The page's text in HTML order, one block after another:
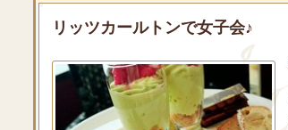
リッツカールトンで女子会♪